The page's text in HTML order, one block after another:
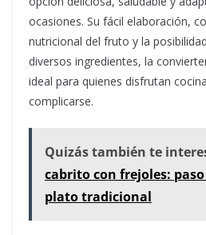
ocasiones. Su fácil elaboración,
nutricional del fruto y la
diversos ingredientes, la
ideal para quienes disfrutan
complicarse.
Quizás también te
cabrito con frejoles:
plato tradicional